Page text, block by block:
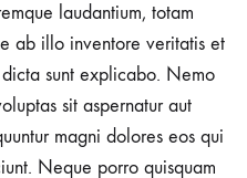
laudantium, totam
ab illo inventore veritatis et
sunt explicabo. Nemo
sit aspernatur aut
magni dolores eos qui
Neque porro quisquam